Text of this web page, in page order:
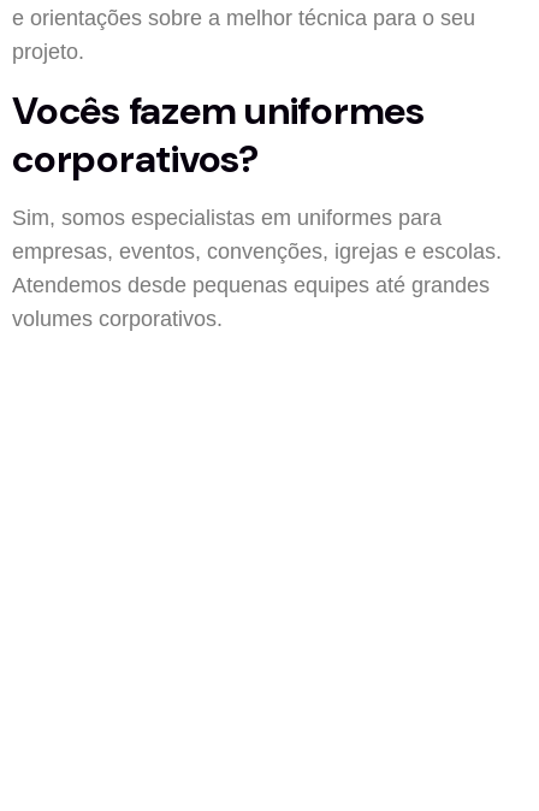
e orientações sobre a melhor técnica para o seu
projeto.
Vocês fazem uniformes
corporativos?
Sim, somos especialistas em uniformes para
empresas, eventos, convenções, igrejas e escolas.
Atendemos desde pequenas equipes até grandes
volumes corporativos.